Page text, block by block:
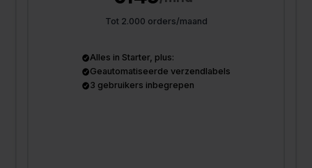
Tot 2.000 orders/maand
Alles in Starter, plus:
Geautomatiseerde verzendlabels
3 gebruikers inbegrepen